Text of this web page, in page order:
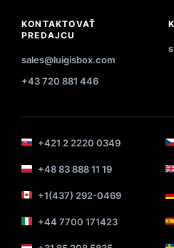
KONTAKTOVAŤ
PREDAJCU
sales@luigisbox.com
+43 720 881 446
+421 2 2220 0349
+48 83 888 11 19
+1(437) 292-0469
+44 7700 171423